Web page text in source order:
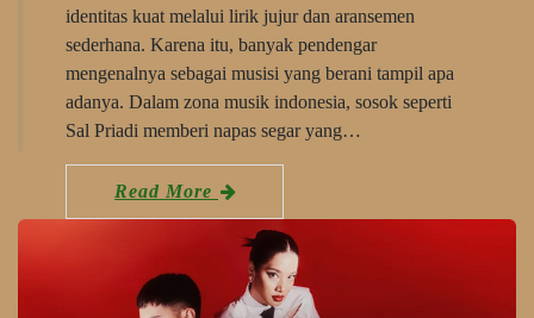
identitas kuat melalui lirik jujur dan aransemen
sederhana. Karena itu, banyak pendengar
mengenalnya sebagai musisi yang berani tampil apa
adanya. Dalam zona musik indonesia, sosok seperti
Sal Priadi memberi napas segar yang…
Read More